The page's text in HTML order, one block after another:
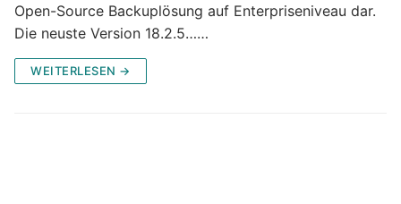
Open-Source Backuplösung auf Enterpriseniveau dar.
Die neuste Version 18.2.5……
WEITERLESEN →